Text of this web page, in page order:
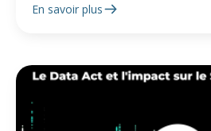
En savoir plus